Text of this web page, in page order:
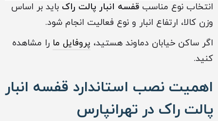
انتخاب نوع مناسب قفسه انبار پالت راک باید بر اساس
وزن کالا، ارتفاع انبار و نوع فعالیت انجام شود.
اگر ساکن خیابان دماوند هستید، پروفایل ما را مشاهده
کنید.
اهمیت نصب استاندارد قفسه انبار
پالت راک در تهرانپارس